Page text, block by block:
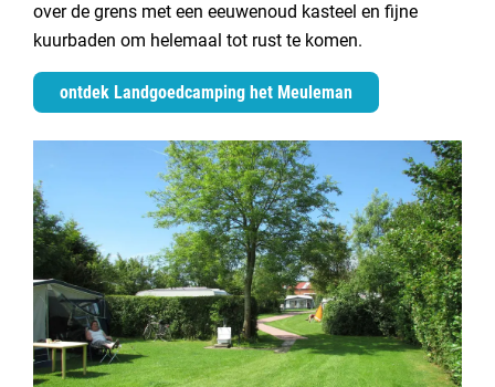
over de grens met een eeuwenoud kasteel en fijne
kuurbaden om helemaal tot rust te komen.
ontdek Landgoedcamping het Meuleman